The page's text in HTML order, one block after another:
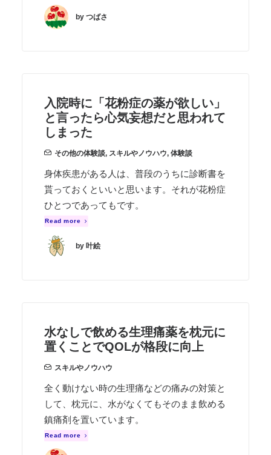
by つばさ
入院時に「花粉症の薬が欲しい」
と言ったら心気妄想だと思われて
しまった
その他の体験談, スキルやノウハウ, 体験談
身体疾患がある人は、普段のうちに診断書を
貰っておくといいと思います。それが花粉症
ひとつであってもです。
Read more
by 叶絵
水なしで飲める生理痛薬を枕元に
置くことでQOLが格段に向上
スキルやノウハウ
全く動けない時の生理痛などの痛みの対策と
して、枕元に、水がなくてもそのまま飲める
鎮痛剤を置いています。
Read more